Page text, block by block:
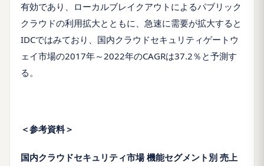
有効であり、ローカルブレイクアウトによるパブリック
クラウドの利用拡大とともに、急速に需要が拡大すると
IDCではみており、国内クラウドセキュリティゲートウ
ェイ市場の2017年～2022年のCAGRは37.2％と予測す
る。
＜参考資料＞
国内クラウドセキュリティ市場 機能セグメント別 売上